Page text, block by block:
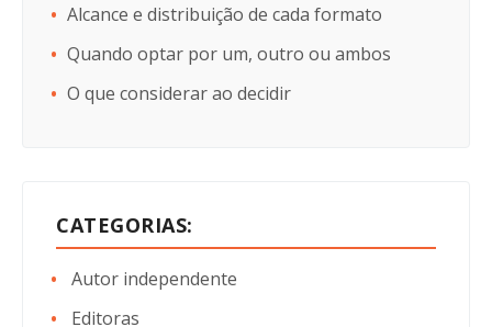
Alcance e distribuição de cada formato
Quando optar por um, outro ou ambos
O que considerar ao decidir
CATEGORIAS:
Autor independente
Editoras